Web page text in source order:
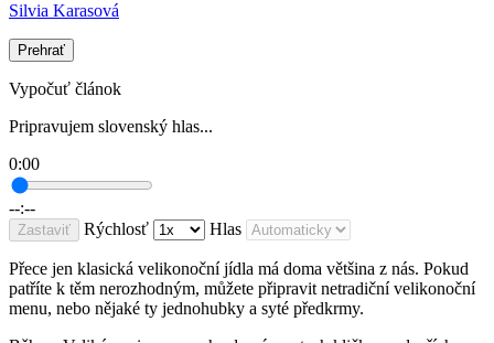
Silvia Karasová
Prehrať
Vypočuť článok
Pripravujem slovenský hlas...
0:00
--:--
Zastaviť Rýchlosť Hlas
Přece jen klasická velikonoční jídla má doma většina z nás. Pokud
patříte k těm nerozhodným, můžete připravit netradiční velikonoční
menu, nebo nějaké ty jednohubky a syté předkrmy.